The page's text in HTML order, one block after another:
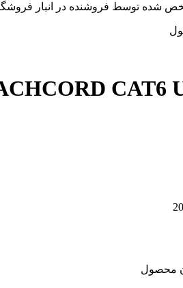
شده توسط فروشنده در انبار
محصول